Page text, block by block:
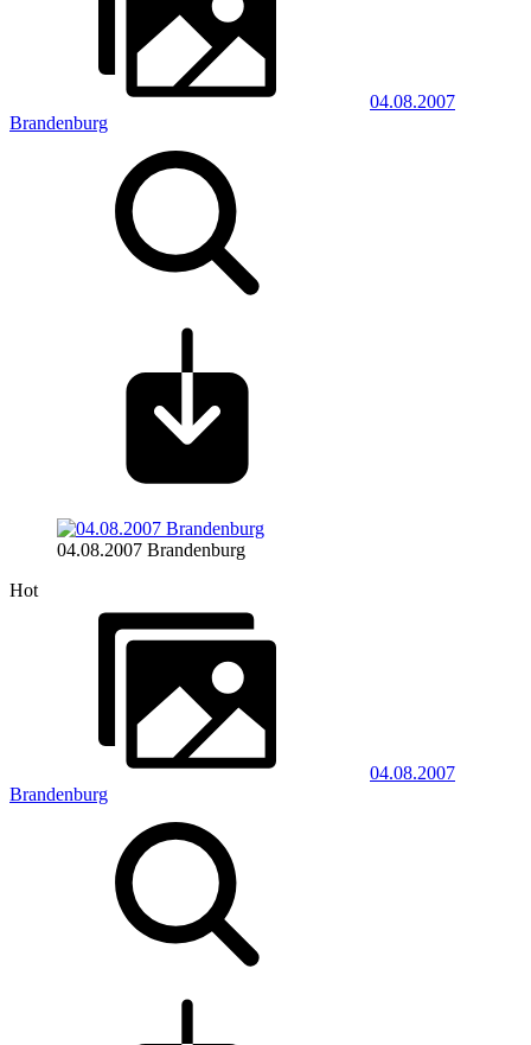
04.08.2007
Brandenburg
04.08.2007 Brandenburg
Hot
04.08.2007
Brandenburg